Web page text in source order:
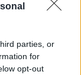
parties, or
for
opt-out